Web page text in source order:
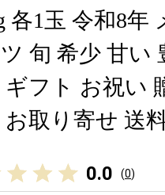
各1玉 令和8年
旬 希少 甘い
ギフト お祝い
お取り寄せ 送
0.0 (0)